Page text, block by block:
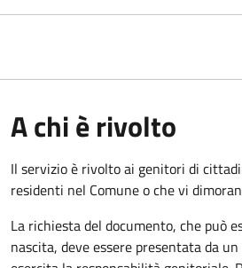
A chi è rivolto
Il servizio è rivolto ai genitori di
residenti nel Comune o che vi
La richiesta del documento, che può
nascita, deve essere presentata da